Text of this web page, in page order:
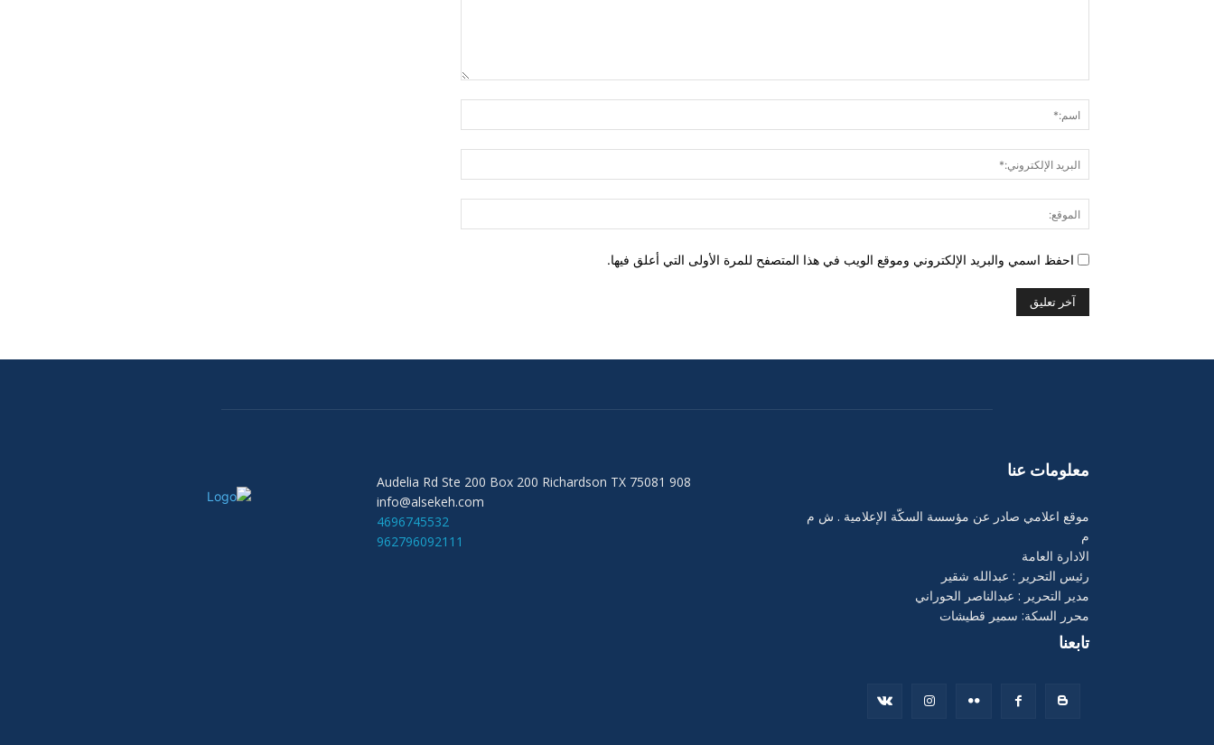
الإلكتروني:*
احفظ اسمي والبريد الإلكتروني وموقع الويب في هذا المتصفح للمرة الأولى التي أعلق فيها.
908 Audelia Rd Ste 200 Box 200 Richardson TX 75081
info@alsekeh.com
4696745532
962796092111
معلومات عنا
موقع اعلامي صادر عن مؤسسة السكّة الإعلامية . ش م
م
الادارة العامة
رئيس التحرير : عبدالله شقير
مدير التحرير : عبدالناصر الحوراني
محرر السكة: سمير قطيشات
تابعنا